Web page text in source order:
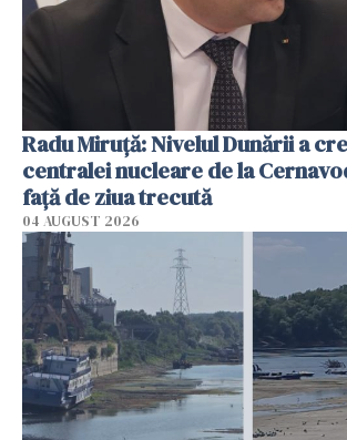
Radu Miruţă: Nivelul Dunării a
centralei nucleare de la
faţă de ziua trecută
04 AUGUST 2026